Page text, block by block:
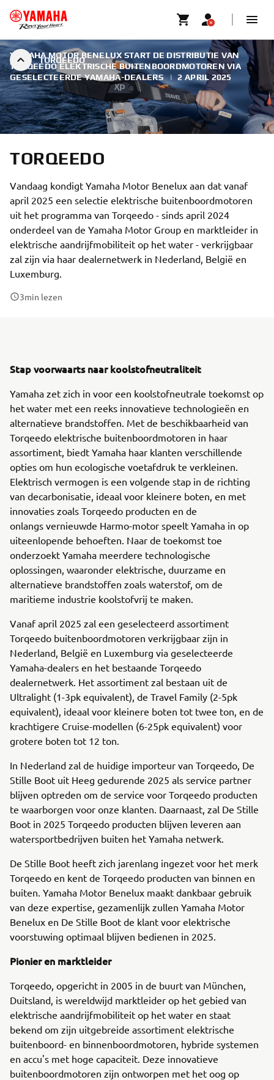
TORQEEDO
YAMAHA MOTOR BENELUX START DE DISTRIBUTIE VAN
TORQEEDO ELEKTRISCHE BUITENBOORDMOTOREN VIA
GESELECTEERDE YAMAHA-DEALERS | 2 APRIL 2025
TORQEEDO
Vandaag kondigt Yamaha Motor Benelux aan dat vanaf
april 2025 een selectie elektrische buitenboordmotoren
uit het programma van Torqeedo - sinds april 2024
onderdeel van de Yamaha Motor Group en marktleider in
elektrische aandrijfmobiliteit op het water - verkrijgbaar
zal zijn via haar dealernetwerk in Nederland, België en
Luxemburg.
3min lezen
Stap voorwaarts naar koolstofneutraliteit
Yamaha zet zich in voor een koolstofneutrale toekomst op
het water met een reeks innovatieve technologieën en
alternatieve brandstoffen. Met de beschikbaarheid van
Torqeedo elektrische buitenboordmotoren in haar
assortiment, biedt Yamaha haar klanten verschillende
opties om hun ecologische voetafdruk te verkleinen.
Elektrisch vermogen is een volgende stap in de richting
van decarbonisatie, ideaal voor kleinere boten, en met
innovaties zoals Torqeedo producten en de
onlangs vernieuwde Harmo-motor speelt Yamaha in op
uiteenlopende behoeften. Naar de toekomst toe
onderzoekt Yamaha meerdere technologische
oplossingen, waaronder elektrische, duurzame en
alternatieve brandstoffen zoals waterstof, om de
maritieme industrie koolstofvrij te maken.
Vanaf april 2025 zal een geselecteerd assortiment
Torqeedo buitenboordmotoren verkrijgbaar zijn in
Nederland, België en Luxemburg via geselecteerde
Yamaha-dealers en het bestaande Torqeedo
dealernetwerk. Het assortiment zal bestaan uit de
Ultralight (1-3pk equivalent), de Travel Family (2-5pk
equivalent), ideaal voor kleinere boten tot twee ton, en de
krachtigere Cruise-modellen (6-25pk equivalent) voor
grotere boten tot 12 ton.
In Nederland zal de huidige importeur van Torqeedo, De
Stille Boot uit Heeg gedurende 2025 als service partner
blijven optreden om de service voor Torqeedo producten
te waarborgen voor onze klanten. Daarnaast, zal De Stille
Boot in 2025 Torqeedo producten blijven leveren aan
watersportbedrijven buiten het Yamaha netwerk.
De Stille Boot heeft zich jarenlang ingezet voor het merk
Torqeedo en kent de Torqeedo producten van binnen en
buiten. Yamaha Motor Benelux maakt dankbaar gebruik
van deze expertise, gezamenlijk zullen Yamaha Motor
Benelux en De Stille Boot de klant voor elektrische
voorstuwing optimaal blijven bedienen in 2025.
Pionier en marktleider
Torqeedo, opgericht in 2005 in de buurt van München,
Duitsland, is wereldwijd marktleider op het gebied van
elektrische aandrijfmobiliteit op het water en staat
bekend om zijn uitgebreide assortiment elektrische
buitenboord- en binnenboordmotoren, hybride systemen
en accu's met hoge capaciteit. Deze innovatieve
buitenboordmotoren zijn ontworpen met het oog op